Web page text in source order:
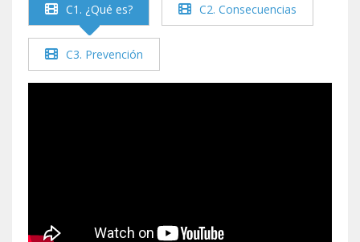
C1. ¿Qué es? C2. Consecuencias
C3. Prevención